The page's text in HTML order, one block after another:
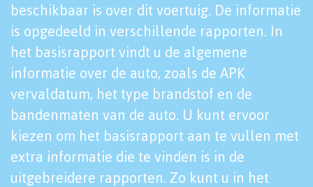
beschikbaar is over dit voertuig. De informatie
is opgedeeld in verschillende rapporten. In
het basisrapport vindt u de algemene
informatie over de auto, zoals de APK
vervaldatum, het type brandstof en de
bandenmaten van de auto. U kunt ervoor
kiezen om het basisrapport aan te vullen met
extra informatie die te vinden is in de
uitgebreidere rapporten. Zo kunt u in het